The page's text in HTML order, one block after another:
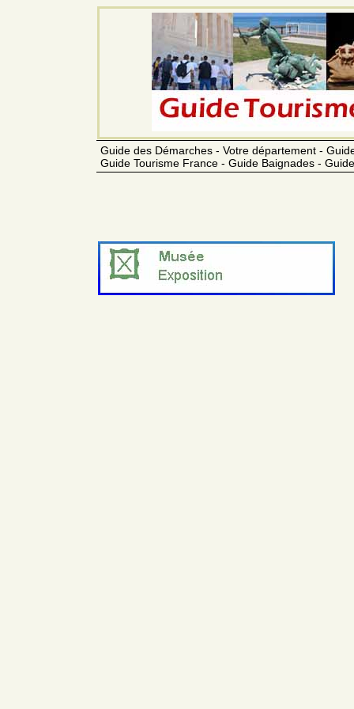
Guide des Démarches - Votre département -
Guide Tourisme France - Guide Baignades -